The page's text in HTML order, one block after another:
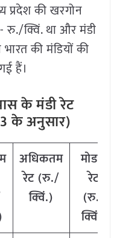
प्रदेश की खरगोन
रु./क्विं. था और मंडी
की मंडियों की
हैं।
के मंडी रेट
के अनुसार)
अधिकतम
रेट (रु./
क्विं.)
मोडल
रेट
(रु./
क्विं.)